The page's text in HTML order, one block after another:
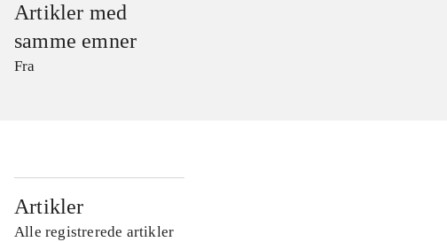
Artikler med
samme emner
Fra
Artikler
Alle registrerede artikler